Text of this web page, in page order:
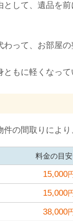
して、遺品を
って、お部屋
もに軽くなって
の間取りにより
料金の目安
15,000
15,000
38,000